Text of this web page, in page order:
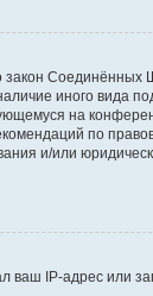
закон
иного вида
на
по
и/или
ваш IP-адрес или